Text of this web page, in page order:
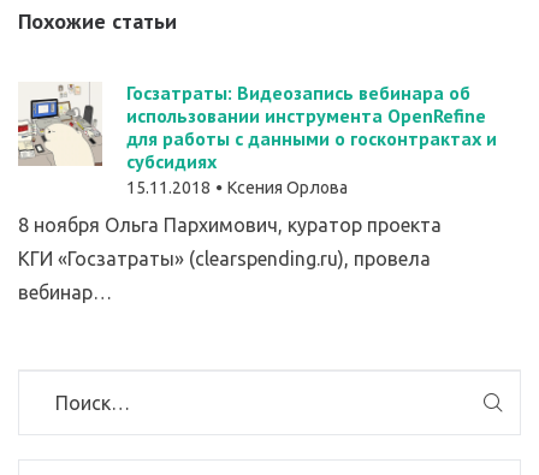
Похожие статьи
Госзатраты: Видеозапись вебинара об
использовании инструмента OpenRefine
для работы с данными о госконтрактах и
субсидиях
15.11.2018 Ксения Орлова
8 ноября Ольга Пархимович, куратор проекта
КГИ «Госзатраты» (clearspending.ru), провела
вебинар…